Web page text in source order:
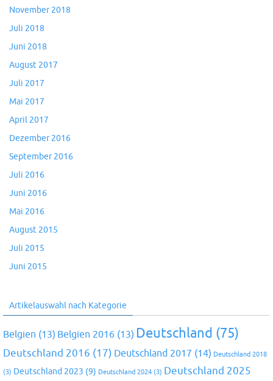
November 2018
Juli 2018
Juni 2018
August 2017
Juli 2017
Mai 2017
April 2017
Dezember 2016
September 2016
Juli 2016
Juni 2016
Mai 2016
August 2015
Juli 2015
Juni 2015
Artikelauswahl nach Kategorie
Belgien (13) Belgien 2016 (13) Deutschland (75)
Deutschland 2016 (17) Deutschland 2017 (14) Deutschland 2018
(3) Deutschland 2023 (9) Deutschland 2024 (3) Deutschland 2025